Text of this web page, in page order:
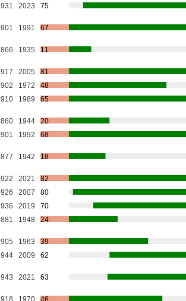
2023 75
1991 67
1935 11
2005
81
1972
48
1989 65
1944
20
1992 68
1942 18
2021
82
2007
80
2019
70
1948 24
1963
39
2009 62
2021 63
1970 46